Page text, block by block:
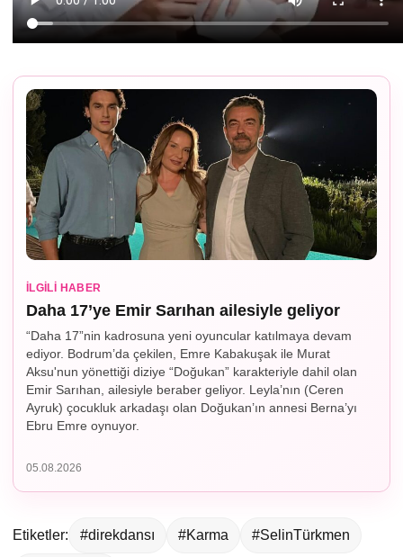
İLGILI HABER
Daha 17’ye Emir Sarıhan ailesiyle geliyor
“Daha 17”nin kadrosuna yeni oyuncular katılmaya devam
ediyor. Bodrum’da çekilen, Emre Kabakuşak ile Murat
Aksu'nun yönettiği diziye “Doğukan” karakteriyle dahil olan
Emir Sarıhan, ailesiyle beraber geliyor. Leyla’nın (Ceren
Ayruk) çocukluk arkadaşı olan Doğukan’ın annesi Berna’yı
Ebru Emre oynuyor.
05.08.2026
Etiketler: #direkdansı #Karma #SelinTürkmen